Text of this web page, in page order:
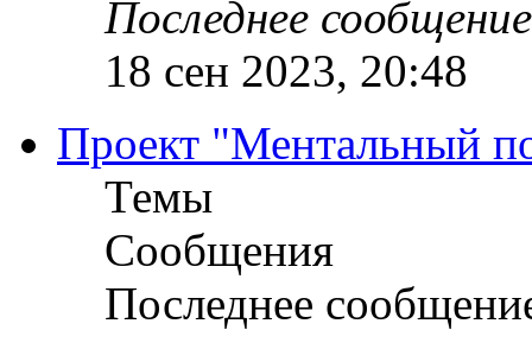
Последнее сообщение
18 сен 2023, 20:48
Проект "Ментальный
Темы
Сообщения
Последнее